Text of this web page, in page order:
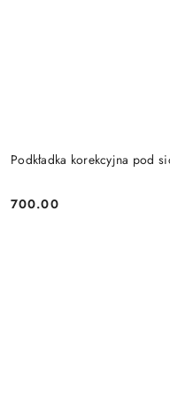
Podkładka korekcyjna pod
Cena:
700.00